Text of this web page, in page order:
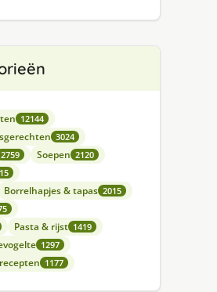
12144
3024
2759 Soepen 2120
Borrelhapjes & tapas 2015
Pasta & rijst 1419
1297
1177